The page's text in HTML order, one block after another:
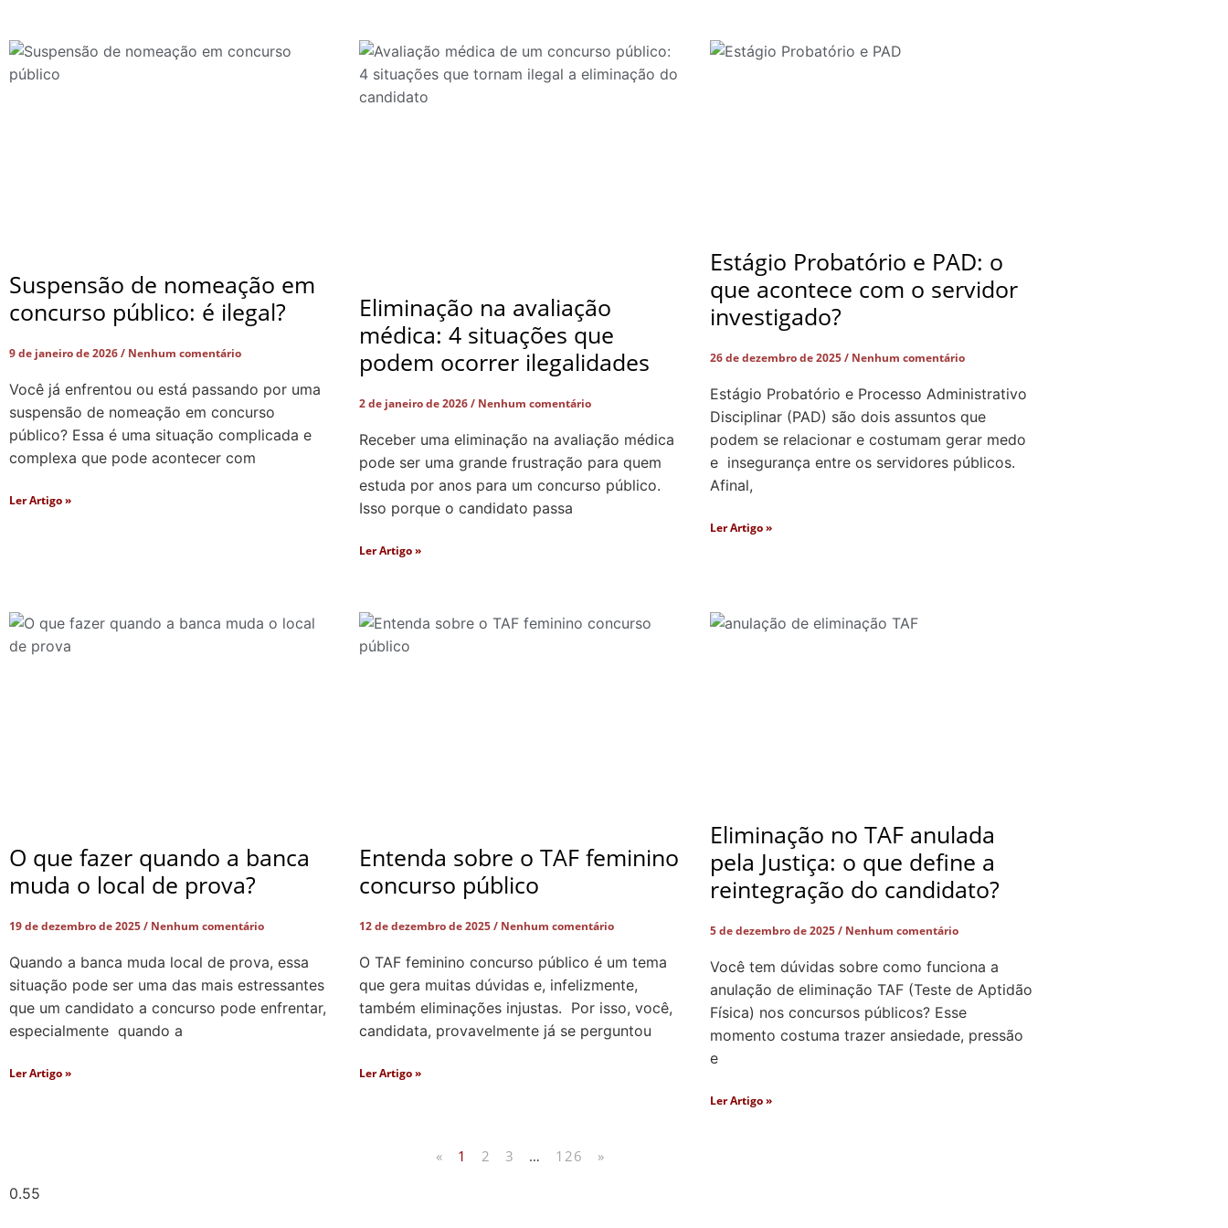
Suspensão de nomeação em
concurso público: é ilegal?
9 de janeiro de 2026 Nenhum comentário
Você já enfrentou ou está passando por uma
suspensão de nomeação em concurso
público? Essa é uma situação complicada e
complexa que pode acontecer com
Ler Artigo »
Eliminação na avaliação
médica: 4 situações que
podem ocorrer ilegalidades
2 de janeiro de 2026 Nenhum comentário
Receber uma eliminação na avaliação médica
pode ser uma grande frustração para quem
estuda por anos para um concurso público.
Isso porque o candidato passa
Ler Artigo »
Estágio Probatório e PAD: o
que acontece com o servidor
investigado?
26 de dezembro de 2025 Nenhum comentário
Estágio Probatório e Processo Administrativo
Disciplinar (PAD) são dois assuntos que
podem se relacionar e costumam gerar medo
e insegurança entre os servidores públicos.
Afinal,
Ler Artigo »
O que fazer quando a banca
muda o local de prova?
19 de dezembro de 2025 Nenhum comentário
Quando a banca muda local de prova, essa
situação pode ser uma das mais estressantes
que um candidato a concurso pode enfrentar,
especialmente quando a
Ler Artigo »
Entenda sobre o TAF feminino
concurso público
12 de dezembro de 2025 Nenhum comentário
O TAF feminino concurso público é um tema
que gera muitas dúvidas e, infelizmente,
também eliminações injustas. Por isso, você,
candidata, provavelmente já se perguntou
Ler Artigo »
Eliminação no TAF anulada
pela Justiça: o que define a
reintegração do candidato?
5 de dezembro de 2025 Nenhum comentário
Você tem dúvidas sobre como funciona a
anulação de eliminação TAF (Teste de Aptidão
Física) nos concursos públicos? Esse
momento costuma trazer ansiedade, pressão
e
Ler Artigo »
« 1 2 3 … 126 »